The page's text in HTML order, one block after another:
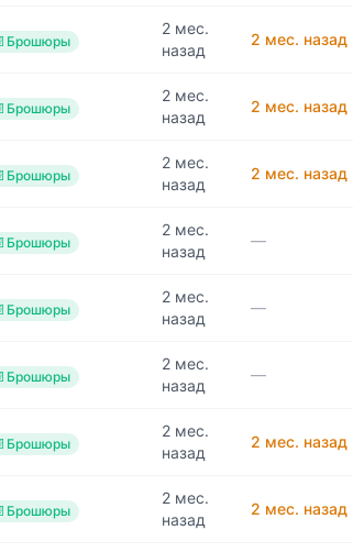
Брошюры
2 мес.
назад
2 мес. назад
Брошюры
2 мес.
назад
2 мес. назад
Брошюры
2 мес.
назад
2 мес. назад
Брошюры
2 мес.
назад
—
Брошюры
2 мес.
назад
—
Брошюры
2 мес.
назад
—
Брошюры
2 мес.
назад
2 мес. назад
Брошюры
2 мес.
назад
2 мес. назад